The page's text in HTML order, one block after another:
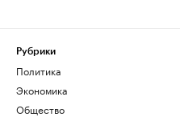
Рубрики
Политика
Экономика
Общество